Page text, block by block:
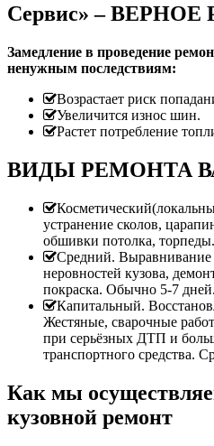
Сервис» –
Замедление в проведение
ненужным последствиям:
Возрастает риск
Увеличится износ шин.
Растет потребление
ВИДЫ РЕМОНТА
устранение сколов,
обшивки потолка,
Средний. Выравнивание
неровностей кузова,
покраска. Обычно 5-7 дней.
Капитальный.
Жестяные, сварочные
при серьёзных ДТП и
транспортного средства.
Как мы
кузовной ремонт